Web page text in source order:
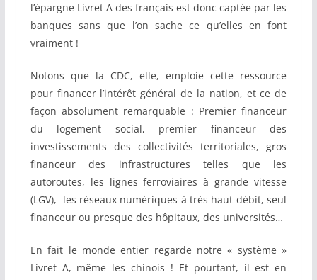
l’épargne Livret A des français est donc captée par les
banques sans que l’on sache ce qu’elles en font
vraiment !
Notons que la CDC, elle, emploie cette ressource
pour financer l’intérêt général de la nation, et ce de
façon absolument remarquable : Premier financeur
du logement social, premier financeur des
investissements des collectivités territoriales, gros
financeur des infrastructures telles que les
autoroutes, les lignes ferroviaires à grande vitesse
(LGV), les réseaux numériques à très haut débit, seul
financeur ou presque des hôpitaux, des universités…
En fait le monde entier regarde notre « système »
Livret A, même les chinois ! Et pourtant, il est en